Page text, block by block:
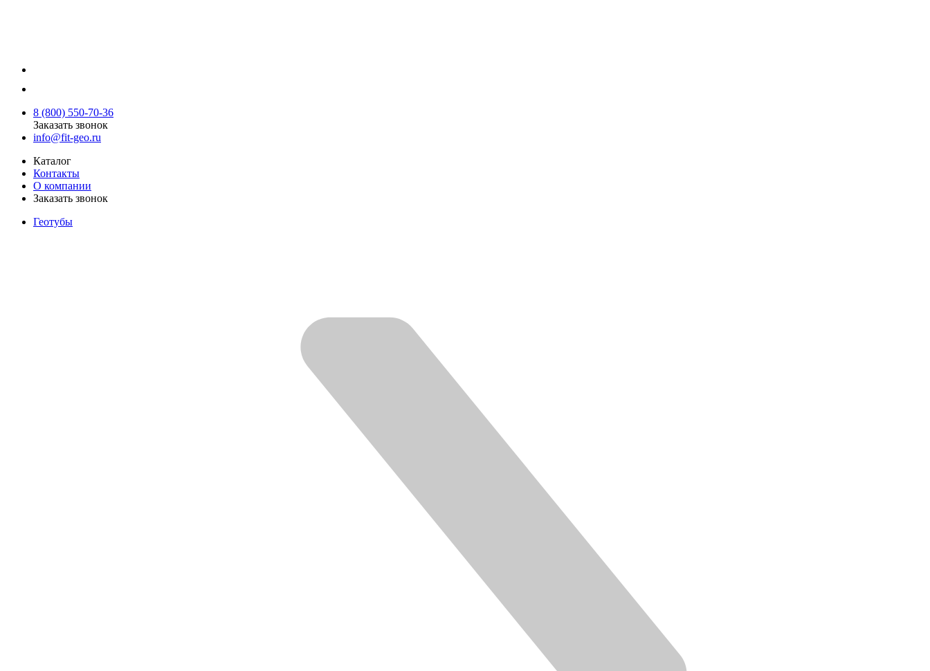
8 (800) 550-70-36
Заказать звонок
info@fit-geo.ru
Каталог
Контакты
О компании
Заказать звонок
Геотубы